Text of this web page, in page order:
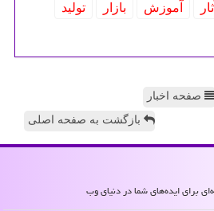
آثار آموزش بازار
تولید
صفحه اخبار
بازگشت به صفحه اصلی
برای ایده‌های شما در دنیای وب